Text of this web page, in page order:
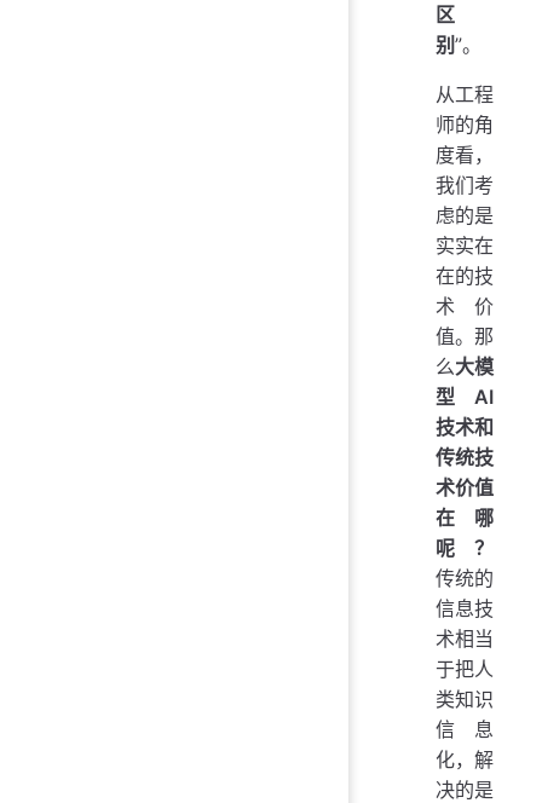
区
别 ”。
从工程
师的角
度看，
我们考
虑的是
实实在
在的技
术价
值。那
么大模
型 AI
技术和
传统技
术价值
在哪
呢？
传统的
信息技
术相当
于把人
类知识
信息
化，解
决的是